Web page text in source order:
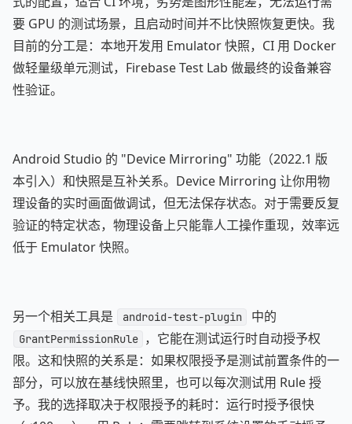
要 GPU 的测试场景，且启动时间并不比快照恢复更快。我
目前的分工是：本地开发用 Emulator 快照，CI 用 Docker
做轻量级单元测试，Firebase Test Lab 做最终的设备兼容
性验证。
Android Studio 的 "Device Mirroring" 功能（2022.1 版
本引入）和快照是互补关系。Device Mirroring 让你用物
理设备的实时画面做调试，但无法保存状态。对于需要反复
验证的特定状态，物理设备上只能靠人工操作重现，效率远
低于 Emulator 快照。
另一个相关工具是 android-test-plugin 中的
GrantPermissionRule ，它能在测试运行时自动授予权
限。这和快照的关系是：如果权限授予是测试前置条件的一
部分，可以放在基线快照里，也可以每次测试用 Rule 授
予。我的选择取决于权限授予的耗时：运行时授予很快